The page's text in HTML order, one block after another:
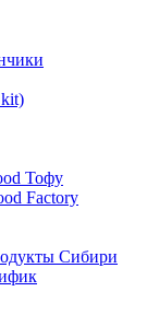
Тофу
Factory
Сибири